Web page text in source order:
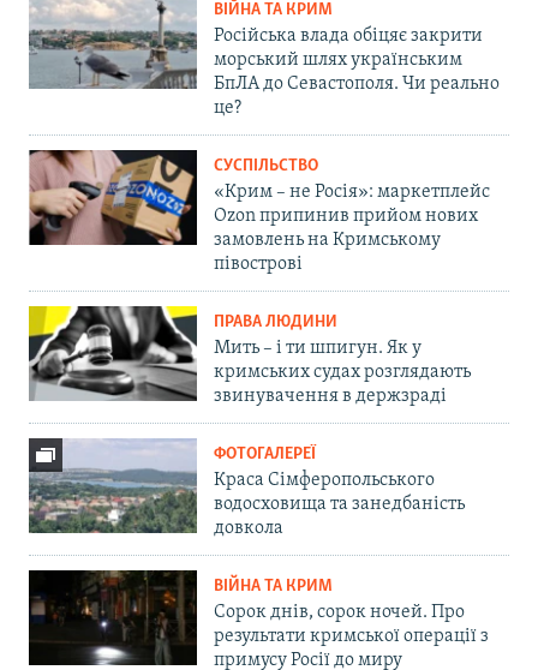
ВІЙНА ТА КРИМ
Російська влада обіцяє закрити
морський шлях українським
БпЛА до Севастополя. Чи реально
це?
СУСПІЛЬСТВО
«Крим – не Росія»: маркетплейс
Ozon припинив прийом нових
замовлень на Кримському
півострові
ПРАВА ЛЮДИНИ
Мить – і ти шпигун. Як у
кримських судах розглядають
звинувачення в держзраді
ФОТОГАЛЕРЕЇ
Краса Сімферопольського
водосховища та занедбаність
довкола
ВІЙНА ТА КРИМ
Сорок днів, сорок ночей. Про
результати кримської операції з
примусу Росії до миру